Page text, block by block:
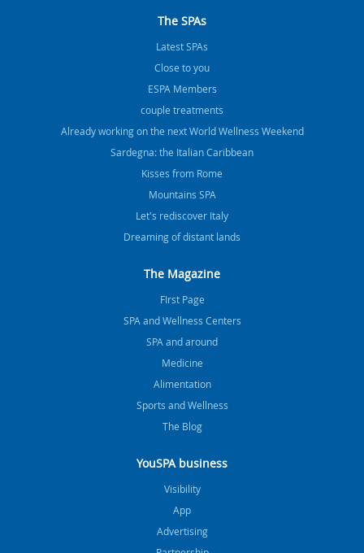
The SPAs
Latest SPAs
Close to you
ESPA Members
couple treatments
Already working on the next World Wellness Weekend
Sardegna: the Italian Caribbean
Kisses from Rome
Mountains SPA
Let's rediscover Italy
Dreaming of distant lands
The Magazine
FIrst Page
SPA and Wellness Centers
SPA and around
Medicine
Alimentation
Sports and Wellness
The Blog
YouSPA business
Visibility
App
Advertising